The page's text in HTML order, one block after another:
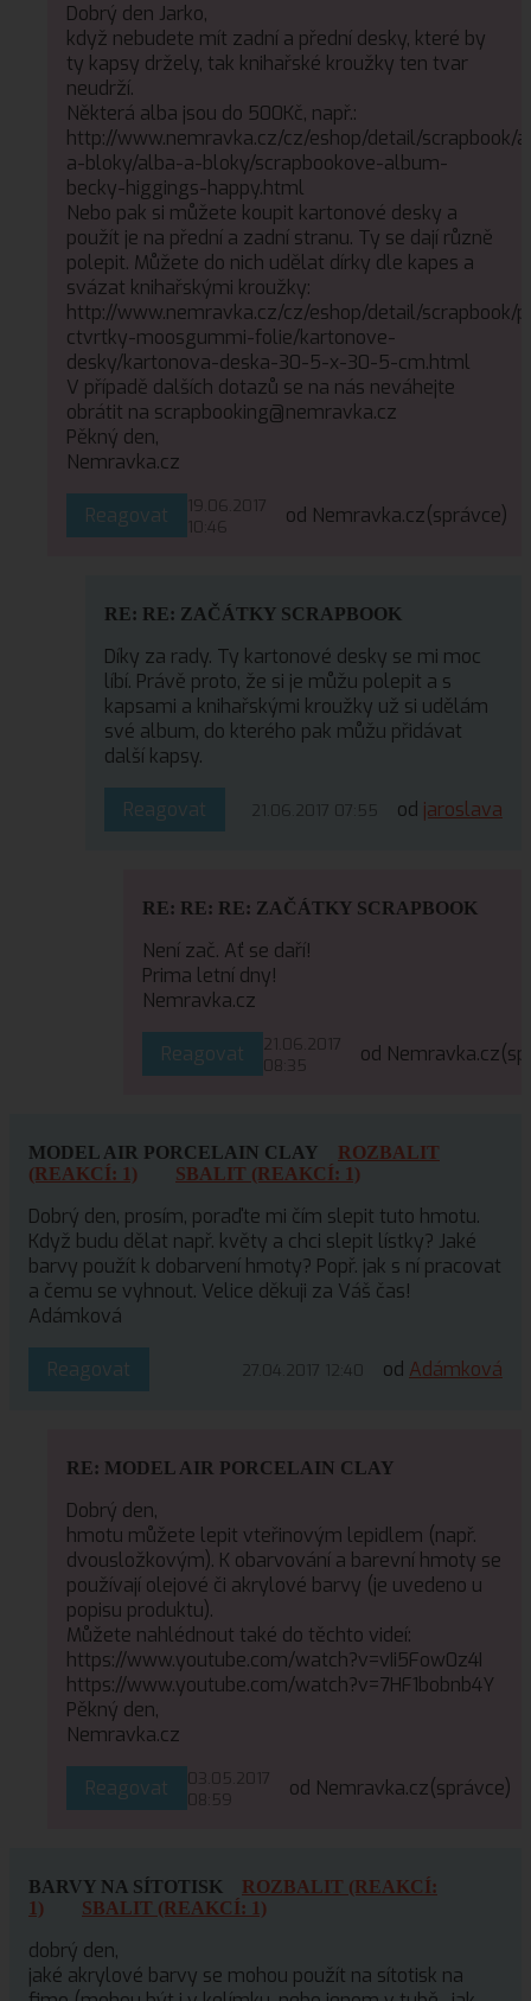
Dobrý den Jarko,
když nebudete mít zadní a přední desky, které by
ty kapsy držely, tak knihařské kroužky ten tvar
neudrží.
Některá alba jsou do 500Kč, např.:
http://www.nemravka.cz/cz/eshop/detail/scrapbook/
a-bloky/alba-a-bloky/scrapbookove-album-
becky-higgings-happy.html
Nebo pak si můžete koupit kartonové desky a
použít je na přední a zadní stranu. Ty se dají různě
polepit. Můžete do nich udělat dírky dle kapes a
svázat knihařskými kroužky:
http://www.nemravka.cz/cz/eshop/detail/scrapbook/
ctvrtky-moosgummi-folie/kartonove-
desky/kartonova-deska-30-5-x-30-5-cm.html
V případě dalších dotazů se na nás neváhejte
obrátit na scrapbooking@nemravka.cz
Pěkný den,
Nemravka.cz
Reagovat
19.06.2017
10:46
od Nemravka.cz(správce)
RE: RE: ZAČÁTKY SCRAPBOOK
Díky za rady. Ty kartonové desky se mi moc
líbí. Právě proto, že si je můžu polepit a s
kapsami a knihařskými kroužky už si udělám
své album, do kterého pak můžu přidávat
další kapsy.
Reagovat 21.06.2017 07:55 od jaroslava
RE: RE: RE: ZAČÁTKY SCRAPBOOK
Není zač. Ať se daří!
Prima letní dny!
Nemravka.cz
Reagovat
21.06.2017
08:35
od Nemravka.cz
MODEL AIR PORCELAIN CLAY
ROZBALIT
(REAKCÍ: 1)
SBALIT (REAKCÍ: 1)
Dobrý den, prosím, poraďte mi čím slepit tuto hmotu.
Když budu dělat např. květy a chci slepit lístky? Jaké
barvy použít k dobarvení hmoty? Popř. jak s ní pracovat
a čemu se vyhnout. Velice děkuji za Váš čas!
Adámková
Reagovat 27.04.2017 12:40 od Adámková
RE: MODEL AIR PORCELAIN CLAY
Dobrý den,
hmotu můžete lepit vteřinovým lepidlem (např.
dvousložkovým). K obarvování a barevní hmoty se
používají olejové či akrylové barvy (je uvedeno u
popisu produktu).
Můžete nahlédnout také do těchto videí:
https://www.youtube.com/watch?v=vIi5Fow0z4I
https://www.youtube.com/watch?v=7HF1bobnb4Y
Pěkný den,
Nemravka.cz
Reagovat
03.05.2017
08:59
od Nemravka.cz(správce)
BARVY NA SÍTOTISK
ROZBALIT (REAKCÍ:
1)
SBALIT (REAKCÍ: 1)
dobrý den,
jaké akrylové barvy se mohou použít na sítotisk na